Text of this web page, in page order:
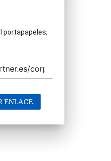
portapapeles,
ENLACE